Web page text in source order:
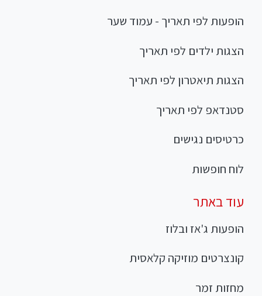
הופעות לפי תאריך - עמוד שער
הצגות ילדים לפי תאריך
הצגות תיאטרון לפי תאריך
סטנדאפ לפי תאריך
כרטיסים נגישים
לוח חופשות
עוד באתר
הופעות ג'אז ובלוז
קונצרטים מוזיקה קלאסית
מחזות זמר